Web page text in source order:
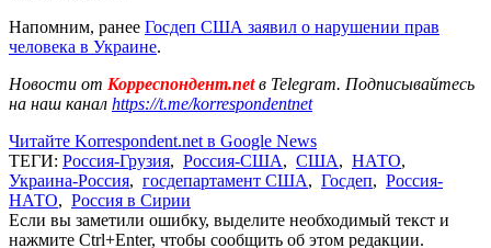
Напомним, ранее Госдеп США заявил о нарушении прав
человека в Украине.
Новости от Корреспондент.netв Telegram. Подписывайтесь
на наш канал https://t.me/korrespondentnet
Читайте Korrespondent.net в Google News
ТЕГИ: Россия-Грузия, Россия-США, США, НАТО,
Украина-Россия, госдепартамент США, Госдеп, Россия-
НАТО, Россия в Сирии
Если вы заметили ошибку, выделите необходимый текст и
нажмите Ctrl+Enter, чтобы сообщить об этом редакции.